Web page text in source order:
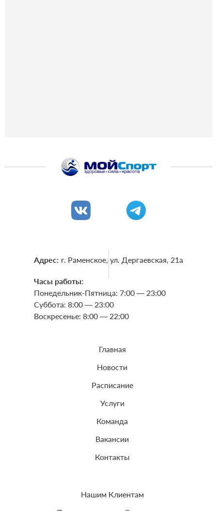
Главная
Новости
Расписание
Услуги
Команда
Вакансии
Контакты
Адрес: г. Раменское, ул. Дергаевская, 21a
Часы работы:
Понедельник-Пятница: 7:00 — 23:00
Суббота: 8:00 — 23:00
Воскресенье: 8:00 — 22:00
Нашим Клиентам